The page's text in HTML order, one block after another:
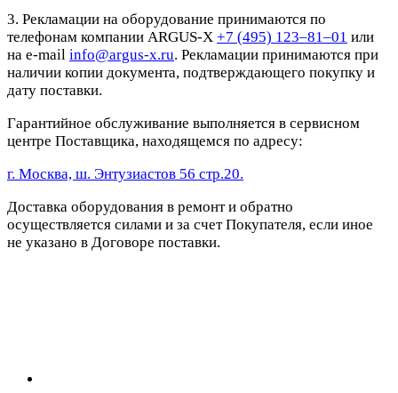
3. Рекламации на оборудование принимаются по
телефонам компании ARGUS-X +7 (495) 123–81–01 или
на e-mail info@argus-x.ru. Рекламации принимаются при
наличии копии документа, подтверждающего покупку и
дату поставки.
Гарантийное обслуживание выполняется в сервисном
центре Поставщика, находящемся по адресу:
г. Москва, ш. Энтузиастов 56 стр.20.
Доставка оборудования в ремонт и обратно
осуществляется силами и за счет Покупателя, если иное
не указано в Договоре поставки.